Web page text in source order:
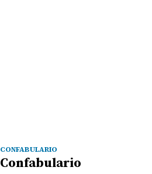
CONFABULARIO
Confabulario